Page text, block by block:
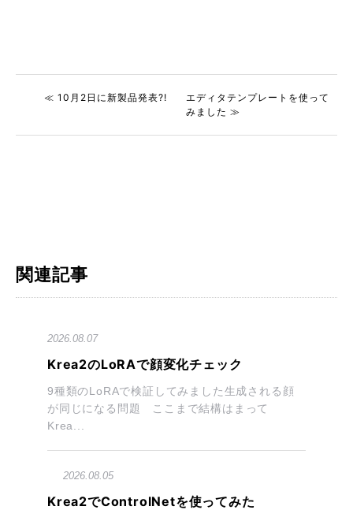
≪ 10月2日に新製品発表?!
エディタテンプレートを使って
みました ≫
関連記事
2026.08.07
Krea2のLoRAで顔変化チェック
9種類のLoRAで検証してみました生成される顔
が同じになる問題 ここまで結構はまって
Krea...
2026.08.05
Krea2でControlNetを使ってみた